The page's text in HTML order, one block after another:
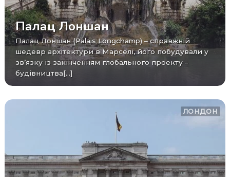
Палац Лоншан
Палац Лоншан (Palais Longchamp) – справжній
шедевр архітектури в Марселі, його побудували у
зв’язку із закінченням глобального проекту –
будівництва[...]
ЛОНДОН